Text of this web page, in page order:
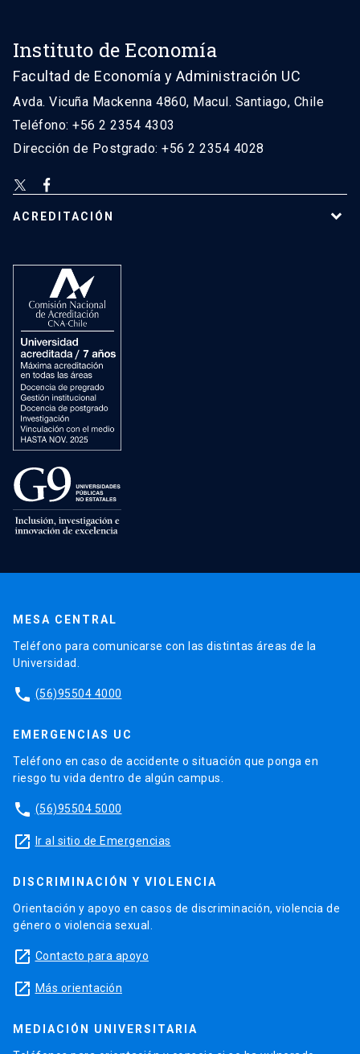
Instituto de Economía
Facultad de Economía y Administración UC
Avda. Vicuña Mackenna 4860, Macul. Santiago, Chile
Teléfono: +56 2 2354 4303
Dirección de Postgrado: +56 2 2354 4028
ACREDITACIÓN
MESA CENTRAL
Teléfono para comunicarse con las distintas áreas de la
Universidad.
phone (56)95504 4000
EMERGENCIAS UC
Teléfono en caso de accidente o situación que ponga en
riesgo tu vida dentro de algún campus.
phone (56)95504 5000
launch Ir al sitio de Emergencias
DISCRIMINACIÓN Y VIOLENCIA
Orientación y apoyo en casos de discriminación, violencia de
género o violencia sexual.
launch Contacto para apoyo
launch Más orientación
MEDIACIÓN UNIVERSITARIA